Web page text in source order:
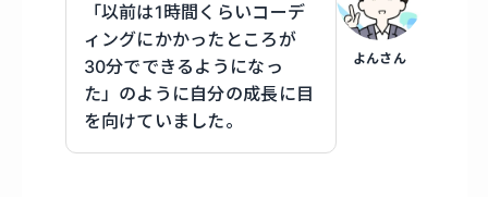
よんさん
「以前は1時間くらいコーデ
ィングにかかったところが
30分でできるようになっ
た」のように自分の成長に目
を向けていました。